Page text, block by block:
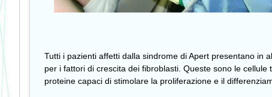
Tutti i pazienti affetti dalla sindrome di Apert presentano in
per i fattori di crescita dei fibroblasti. Queste sono le
proteine capaci di stimolare la proliferazione e il